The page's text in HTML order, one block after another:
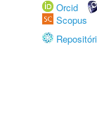
Orcid
Scopus